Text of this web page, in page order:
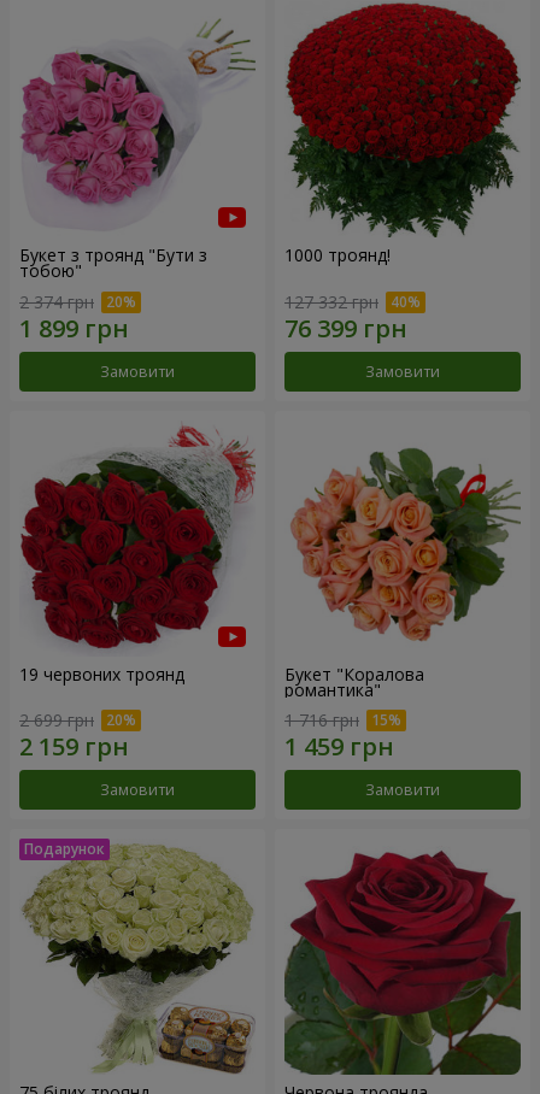
Букет з троянд "Бути з
тобою"
2 374 грн
Замовити
1000 троянд!
127 332 грн
Замовити
19 червоних троянд
2 699 грн
Замовити
Букет "Коралова
романтика"
1 716 грн
Замовити